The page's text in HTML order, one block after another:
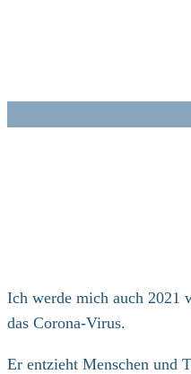
Ich werde mich auch 2021
das Corona-Virus.
Er entzieht Menschen und